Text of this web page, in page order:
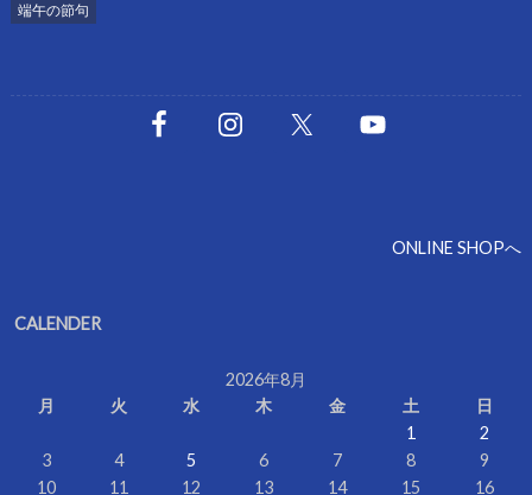
端午の節句
ONLINE SHOPへ
CALENDER
2026年8月
月
火 水 木 金 土
日
1
2
3
4 5 6 7 8
9
10
11 12 13 14 15 16